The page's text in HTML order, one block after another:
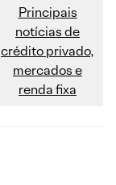
Principais
notícias de
crédito privado,
mercados e
renda fixa